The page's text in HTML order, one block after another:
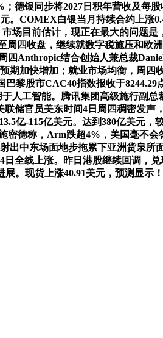
德银同步将2027日积年营收及
。COMEX白银当月持续合约上
场目前估计，现正在最大的问题
四收盘，继续就数字税施压和
Anthropic结合创始人兼总裁
加快增加；就业市场均衡，周四
巴黎股市CAC40指数报收于
人工智能。腾讯集团高级施行副
储官员美东时间4日周四稠密发
亿-115亿美元。达到380亿美元
密德称，Arm跌超4%，美国毫不
中东场面地步拖累下亚洲货泉
全线上涨。昨日港股继续回调，
。现货上涨40.91美元，预测显示！